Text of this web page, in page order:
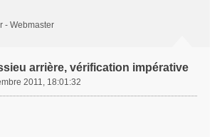
- Webmaster
arrière, vérification impérative
2011, 18:01:32